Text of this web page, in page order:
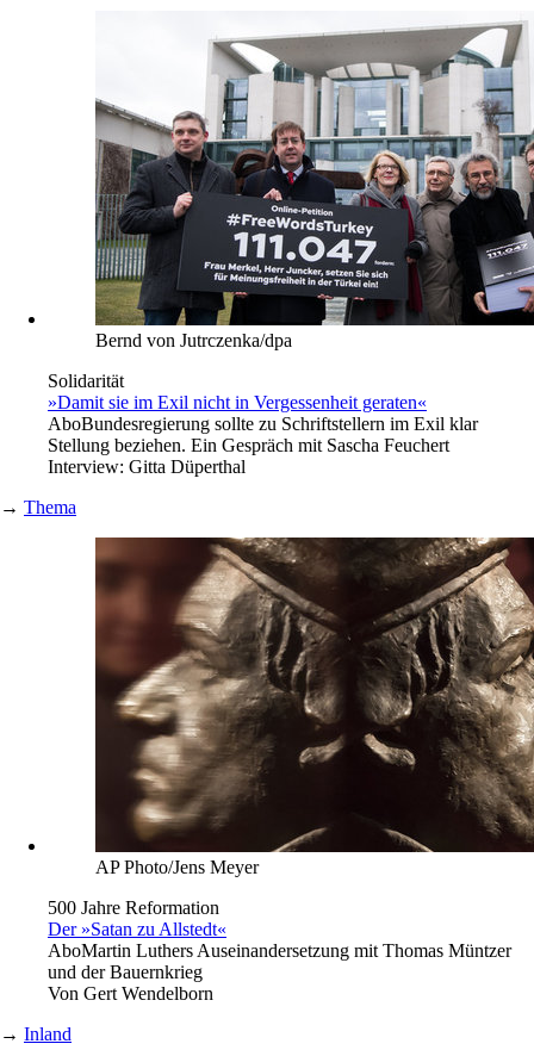
Bernd von Jutrczenka/dpa
Solidarität
»Damit sie im Exil nicht in Vergessenheit geraten«
AboBundesregierung sollte zu Schriftstellern im Exil klar
Stellung beziehen. Ein Gespräch mit Sascha Feuchert
Interview: Gitta Düperthal
→ Thema
AP Photo/Jens Meyer
500 Jahre Reformation
Der »Satan zu Allstedt«
AboMartin Luthers Auseinandersetzung mit Thomas Müntzer
und der Bauernkrieg
Von Gert Wendelborn
→ Inland